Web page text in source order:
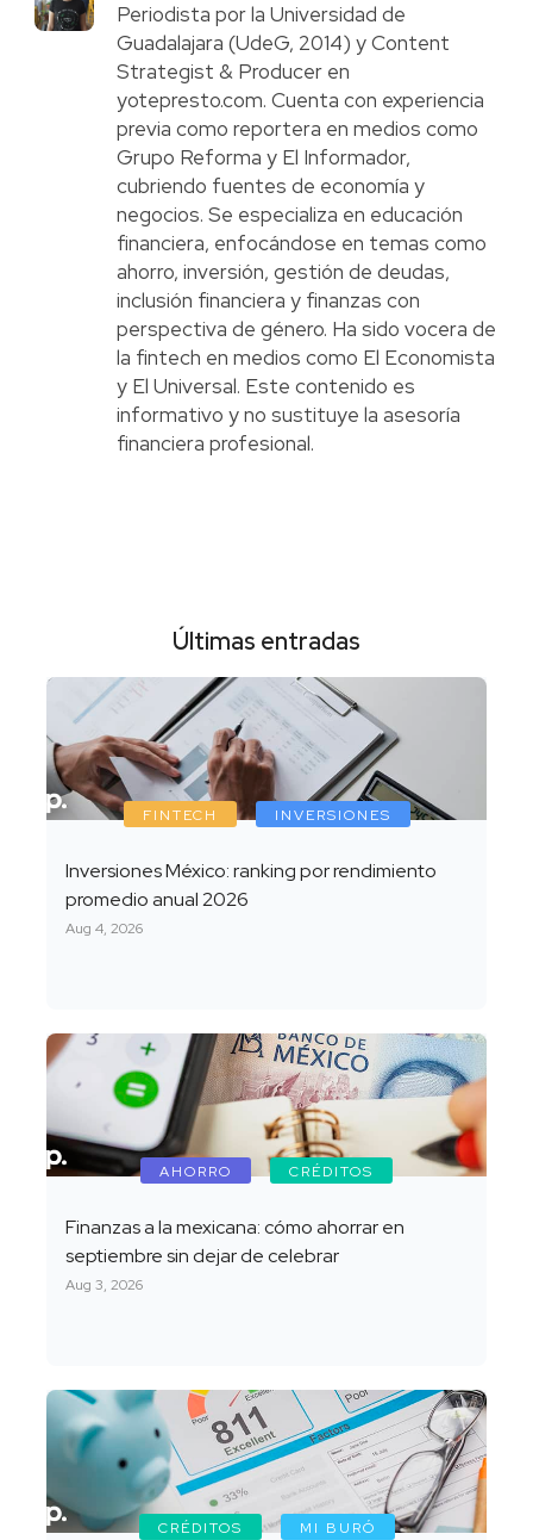
Periodista por la Universidad de
Guadalajara (UdeG, 2014) y Content
Strategist & Producer en
yotepresto.com. Cuenta con experiencia
previa como reportera en medios como
Grupo Reforma y El Informador,
cubriendo fuentes de economía y
negocios. Se especializa en educación
financiera, enfocándose en temas como
ahorro, inversión, gestión de deudas,
inclusión financiera y finanzas con
perspectiva de género. Ha sido vocera de
la fintech en medios como El Economista
y El Universal. Este contenido es
informativo y no sustituye la asesoría
financiera profesional.
Últimas entradas
FINTECH INVERSIONES
Inversiones México: ranking por rendimiento
promedio anual 2026
Aug 4, 2026
AHORRO CRÉDITOS
Finanzas a la mexicana: cómo ahorrar en
septiembre sin dejar de celebrar
Aug 3, 2026
CRÉDITOS MI BURÓ